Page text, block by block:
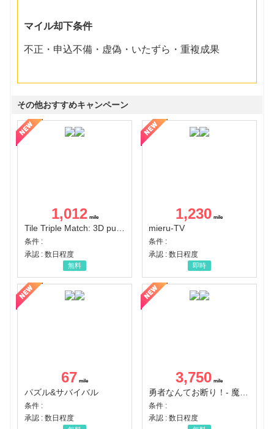
マイル却下条件
不正・申込不備・虚偽・いたずら・重複成果
その他おすすめキャンペーン
1,012
Tile Triple Match: 3D puzzle
条件 :
承認 : 数日程度
無料
1,230
mieru-TV
条件 :
承認 : 数日程度
即時
67
パズル&サバイバル
条件 :
承認 : 数日程度
3,750
条件 :
承認 : 数日程度